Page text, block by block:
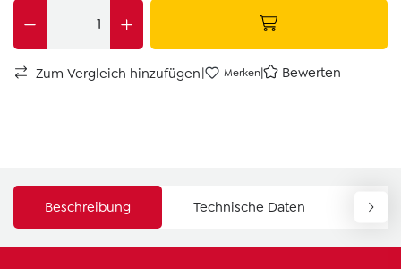
Zum Vergleich hinzufügen| Merken| Bewerten
Beschreibung Technische Daten